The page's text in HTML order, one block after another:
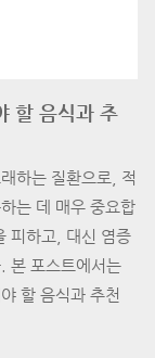
할 음식과 추
하는 질환으로, 적
는 데 매우 중요합
피하고, 대신 염증
본 포스트에서는
할 음식과 추천